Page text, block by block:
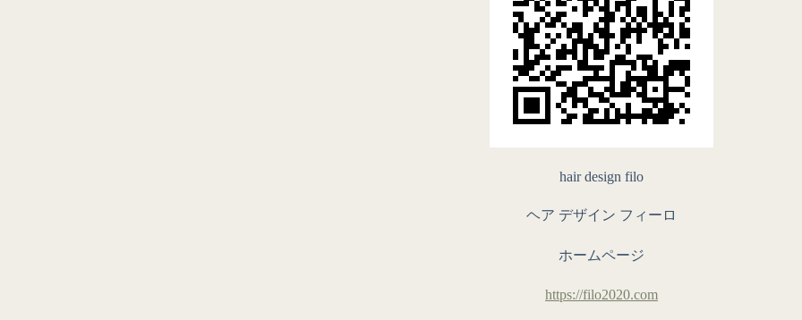
hair design filo
ヘア デザイン フィーロ
ホームページ
https://filo2020.com